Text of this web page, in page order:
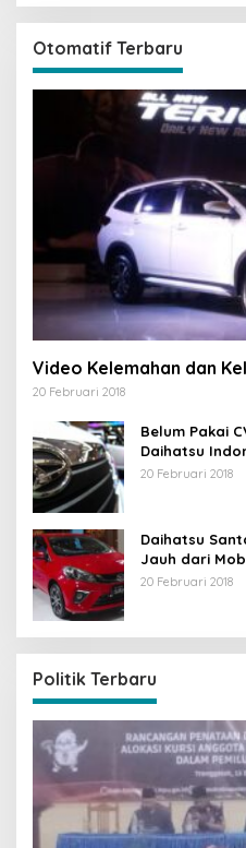
Otomatif Terbaru
Video Kelemahan dan
20 Februari 2018
Belum Pakai
Daihatsu
20 Februari 2018
Daihatsu
Jauh dari
20 Februari 2018
Politik Terbaru